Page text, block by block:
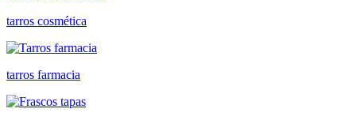
tarros cosmética
tarros farmacia